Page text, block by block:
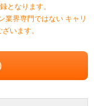
となります。
業界専門ではないキャリ
います。